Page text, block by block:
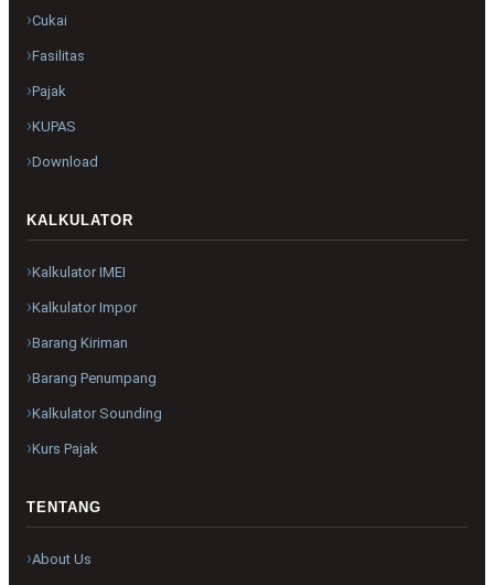
Cukai
Fasilitas
Pajak
KUPAS
Download
KALKULATOR
Kalkulator IMEI
Kalkulator Impor
Barang Kiriman
Barang Penumpang
Kalkulator Sounding
Kurs Pajak
TENTANG
About Us